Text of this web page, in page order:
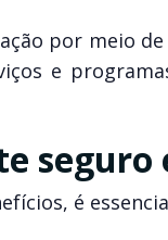
por meio
e
seguro
é